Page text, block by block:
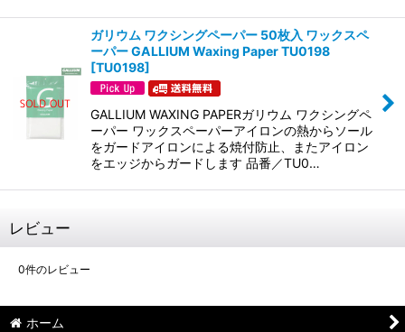
ガリウム ワクシングペーパー 50枚入 ワックスペ
ーパー GALLIUM Waxing Paper TU0198
[TU0198]
GALLIUM WAXING PAPERガリウム ワクシングペ
ーパー ワックスペーパーアイロンの熱からソール
をガードアイロンによる焼付防止、またアイロン
をエッジからガードします 品番／TU0…
レビュー
0件のレビュー
ホーム